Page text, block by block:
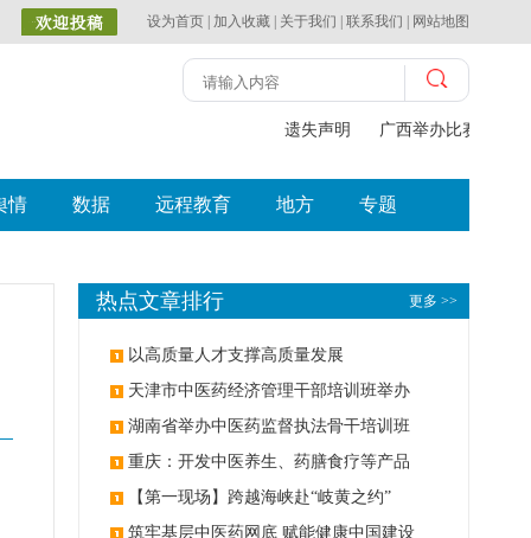
设为首页 加入收藏 关于我们 联系我们 网站地图
遗失声明 广西举办比赛探索中
情 数据 远程教育 地方 专题
更多 >>
热点文章排行
以高质量人才支撑高质量发展
天津市中医药经济管理干部培训班举办
湖南省举办中医药监督执法骨干培训班
重庆：开发中医养生、药膳食疗等产品
【第一现场】跨越海峡赴“岐黄之约”
筑牢基层中医药网底 赋能健康中国建设